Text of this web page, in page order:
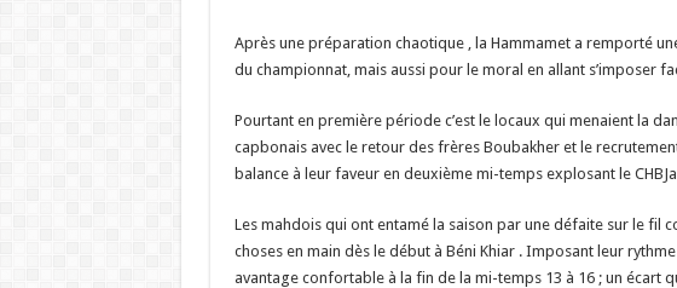
Après une préparation chaotique , la Hammamet a remporté
du championnat, mais aussi pour le moral en allant s’imposer
Pourtant en première période c’est le locaux qui menaient la
capbonais avec le retour des frères Boubakher et le
balance à leur faveur en deuxième mi-temps explosant le
Les mahdois qui ont entamé la saison par une défaite sur le fil
choses en main dès le début à Béni Khiar . Imposant leur
avantage confortable à la fin de la mi-temps 13 à 16 ; un écart